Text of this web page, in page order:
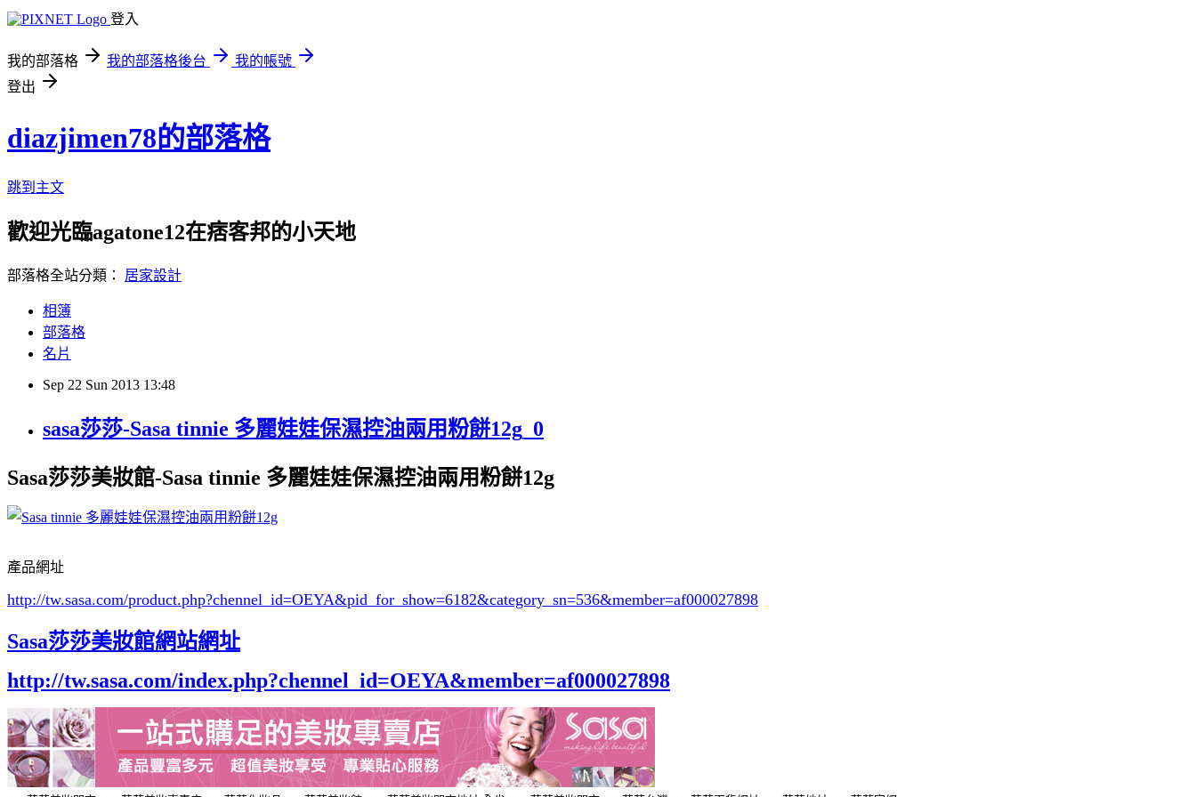
登入
我的部落格 我的部落格後台
我的帳號
登出
diazjimen78的部落格
跳到主文
歡迎光臨agatone12在痞客邦的小天地
部落格全站分類： 居家設計
相簿
部落格
名片
Sep 22 Sun 2013 13:48
sasa莎莎-Sasa tinnie 多麗娃娃保濕控油兩用粉餅12g_0
Sasa莎莎美妝館-Sasa tinnie 多麗娃娃保濕控油兩用粉餅12g
產品網址
http://tw.sasa.com/product.php?chennel_id=OEYA&pid_for_show=6182&category_sn=536&member=af000027898
Sasa莎莎美妝館網站網址
http://tw.sasa.com/index.php?chennel_id=OEYA&member=af000027898